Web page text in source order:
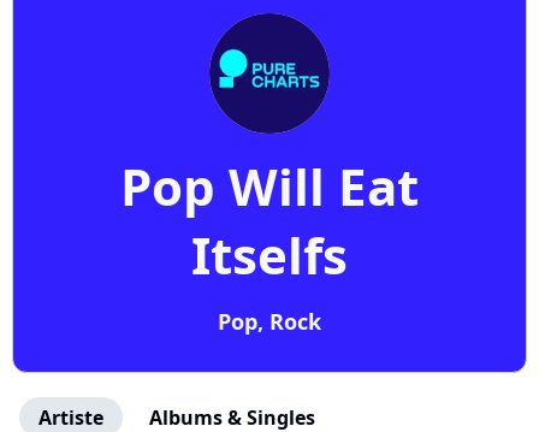
Pop Will Eat
Itselfs
Pop, Rock
Artiste Albums & Singles